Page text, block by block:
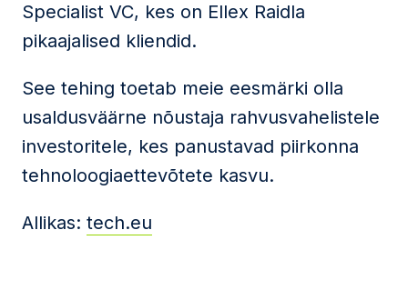
Specialist VC, kes on Ellex Raidla
pikaajalised kliendid.
See tehing toetab meie eesmärki olla
usaldusväärne nõustaja rahvusvahelistele
investoritele, kes panustavad piirkonna
tehnoloogiaettevõtete kasvu.
Allikas: tech.eu